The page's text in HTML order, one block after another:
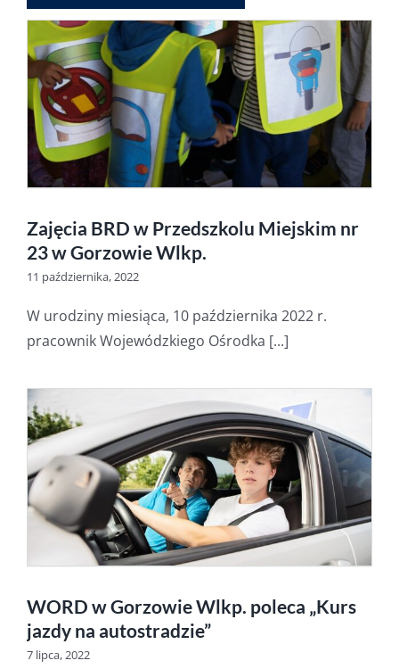
Zajęcia BRD w Przedszkolu Miejskim nr
23 w Gorzowie Wlkp.
11 października, 2022
W urodziny miesiąca, 10 października 2022 r.
pracownik Wojewódzkiego Ośrodka [...]
WORD w Gorzowie Wlkp. poleca „Kurs
jazdy na autostradzie”
7 lipca, 2022